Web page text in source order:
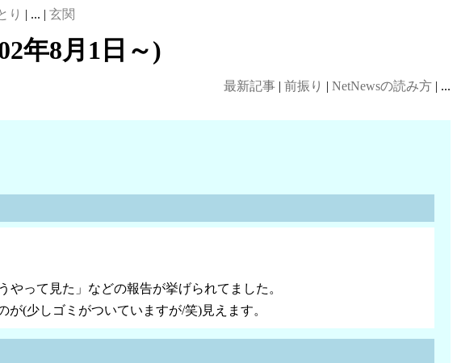
り | ... | 玄関
年8月1日～)
最新記事 | 前振り | NetNewsの読み方 | ...
って見た」などの報告が挙げられてました。
(少しゴミがついていますが/笑)見えます。